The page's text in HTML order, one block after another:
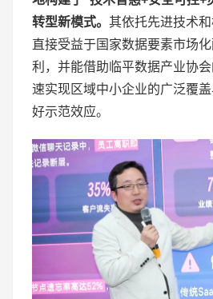
转型新模式。 其依托先进技术
直接受益于国家数据要素市场
利，并能借助临平数据产业协
速实现区域中小企业的广泛覆
好示范效应。